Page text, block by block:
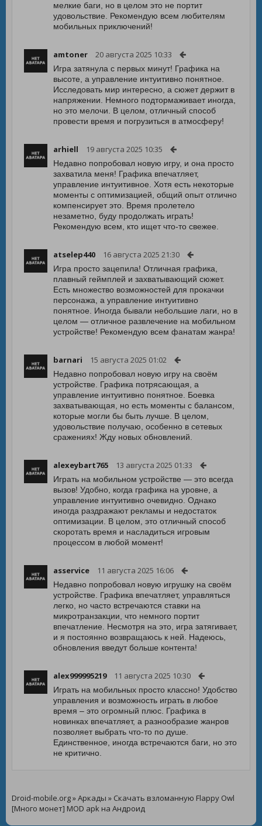
мелкие баги, но в целом это не портит
удовольствие. Рекомендую всем любителям
мобильных приключений!
amtoner 20 августа 2025 10:33
Игра затянула с первых минут! Графика на
высоте, а управление интуитивно понятное.
Исследовать мир интересно, а сюжет держит в
напряжении. Немного подтормаживает иногда,
но это мелочи. В целом, отличный способ
провести время и погрузиться в атмосферу!
arhiell 19 августа 2025 10:35
Недавно попробовал новую игру, и она просто
захватила меня! Графика впечатляет,
управление интуитивное. Хотя есть некоторые
моменты с оптимизацией, общий опыт отлично
компенсирует это. Время пролетело
незаметно, буду продолжать играть!
Рекомендую всем, кто ищет что-то свежее.
atselep440 16 августа 2025 21:30
Игра просто зацепила! Отличная графика,
плавный геймплей и захватывающий сюжет.
Есть множество возможностей для прокачки
персонажа, а управление интуитивно
понятное. Иногда бывали небольшие лаги, но в
целом — отличное развлечение на мобильном
устройстве! Рекомендую всем фанатам жанра!
barnari 15 августа 2025 01:02
Недавно попробовал новую игру на своём
устройстве. Графика потрясающая, а
управление интуитивно понятное. Боевка
захватывающая, но есть моменты с балансом,
которые могли бы быть лучше. В целом,
удовольствие получаю, особенно в сетевых
сражениях! Жду новых обновлений.
alexeybart765 13 августа 2025 01:33
Играть на мобильном устройстве — это всегда
вызов! Удобно, когда графика на уровне, а
управление интуитивно очевидно. Однако
иногда раздражают рекламы и недостаток
оптимизации. В целом, это отличный способ
скоротать время и насладиться игровым
процессом в любой момент!
asservice 11 августа 2025 16:06
Недавно попробовал новую игрушку на своём
устройстве. Графика впечатляет, управляться
легко, но часто встречаются ставки на
микротранзакции, что немного портит
впечатление. Несмотря на это, игра затягивает,
и я постоянно возвращаюсь к ней. Надеюсь,
обновления введут больше контента!
alex999995219 11 августа 2025 10:30
Играть на мобильных просто классно! Удобство
управления и возможность играть в любое
время – это огромный плюс. Графика в
новинках впечатляет, а разнообразие жанров
позволяет выбрать что-то по душе.
Единственное, иногда встречаются баги, но это
не критично.
Droid-mobile.org»Аркады » Скачать взломанную Flappy Owl
[Много монет] MOD apk на Андроид